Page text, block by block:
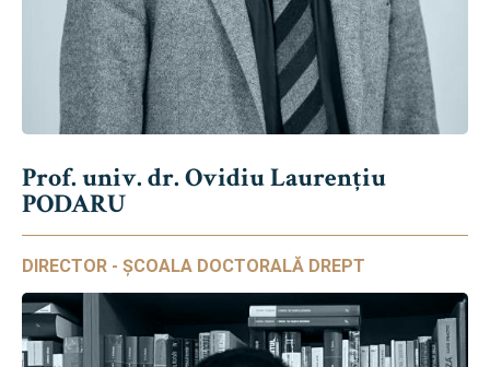
Prof. univ. dr. Ovidiu Laurențiu
PODARU
DIRECTOR - ȘCOALA DOCTORALĂ DREPT